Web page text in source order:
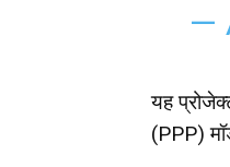
—
यह
(PPP)